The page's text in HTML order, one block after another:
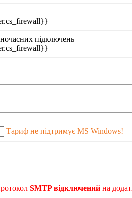
підключень
Тариф не підтримує MS Windows!
SMTP відключений на